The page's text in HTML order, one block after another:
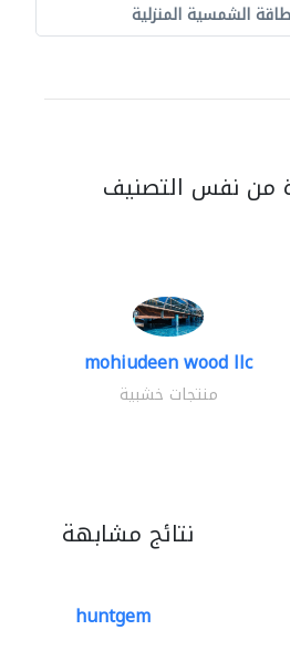
الشمسية المنزلية
من نفس التصنيف
mohiudeen wood llc
منتجات خشبية
نتائج مشابهة
huntgem